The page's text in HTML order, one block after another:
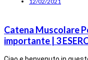
Catena Muscolare
importante | 3